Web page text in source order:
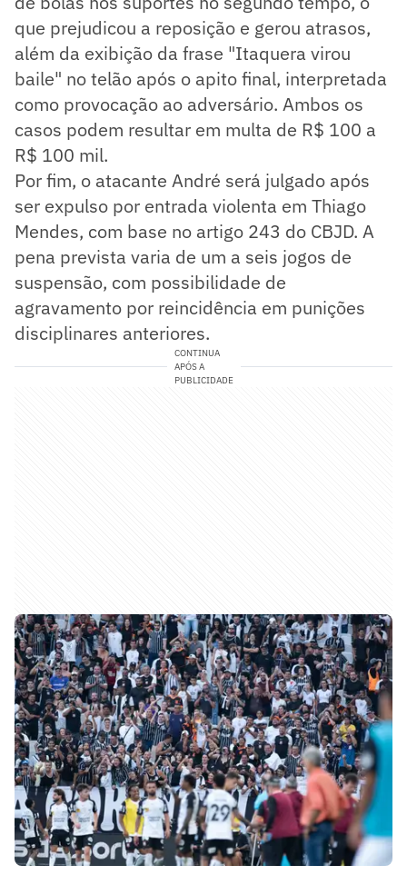
que prejudicou a reposição e gerou atrasos,
além da exibição da frase "Itaquera virou
baile" no telão após o apito final, interpretada
como provocação ao adversário. Ambos os
casos podem resultar em multa de R$ 100 a
R$ 100 mil.
Por fim, o atacante André será julgado após
ser expulso por entrada violenta em Thiago
Mendes, com base no artigo 243 do CBJD. A
pena prevista varia de um a seis jogos de
suspensão, com possibilidade de
agravamento por reincidência em punições
disciplinares anteriores.
CONTINUA
APÓS A
PUBLICIDADE